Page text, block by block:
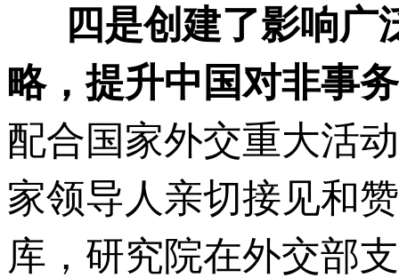
四是创建了影响广
略，提升中国对非事
配合国家外交重大活
家领导人亲切接见和
库，研究院在外交部